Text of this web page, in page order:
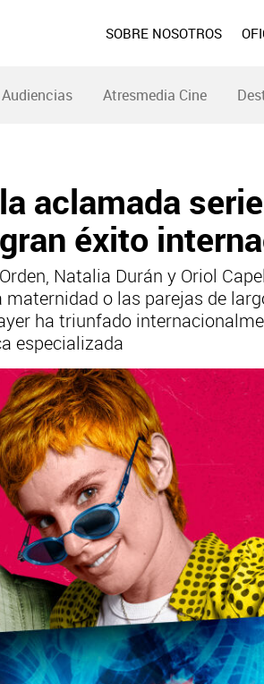
SOBRE NOSOTROS
Audiencias Atresmedia Cine
aclamada
éxito
Natalia Durán y Oriol
o las parejas de
ha triunfado
especializada